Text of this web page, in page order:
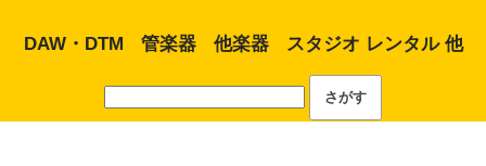
DAW・DTM 管楽器 他楽器 スタジオ レンタル 他